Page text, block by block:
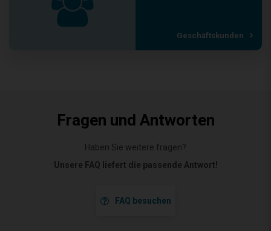
Geschäftskunden
Fragen und Antworten
Haben Sie weitere fragen?
Unsere FAQ liefert die passende Antwort!
FAQ besuchen